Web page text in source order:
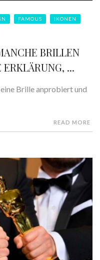
FAMOUS IKONEN
BRILLEN
...
Brille anprobiert und
READ MORE